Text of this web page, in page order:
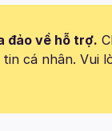
đảo về hỗ trợ.
cá nhân. Vui